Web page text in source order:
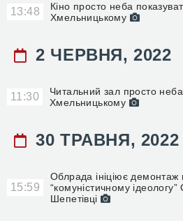
13:48
Кіно просто неба
Хмельницькому
2 ЧЕРВНЯ, 2022
11:30
Читальний зал просто
Хмельницькому
30 ТРАВНЯ, 2022
15:59
Облрада ініціює демонтаж
“комуністичному
Шепетівці